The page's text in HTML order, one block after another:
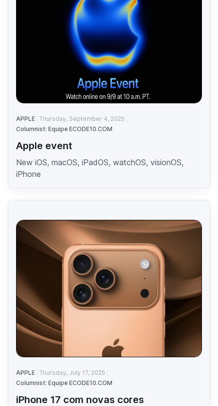
APPLE Thursday, September 4, 2025
Columnist: Equipe ECODE10.COM
Apple event
New iOS, macOS, iPadOS, watchOS, visionOS,
iPhone
APPLE Thursday, July 17, 2025
Columnist: Equipe ECODE10.COM
iPhone 17 com novas cores